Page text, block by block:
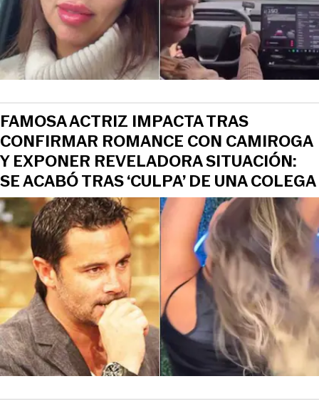
FAMOSA ACTRIZ IMPACTA TRAS
CONFIRMAR ROMANCE CON CAMIROGA
Y EXPONER REVELADORA SITUACIÓN:
SE ACABÓ TRAS ‘CULPA’ DE UNA COLEGA